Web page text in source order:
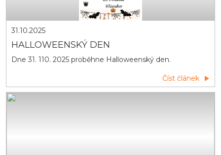
31.10.2025
HALLOWEENSKÝ DEN
Dne 31. 110. 2025 proběhne Halloweenský den.
Číst článek